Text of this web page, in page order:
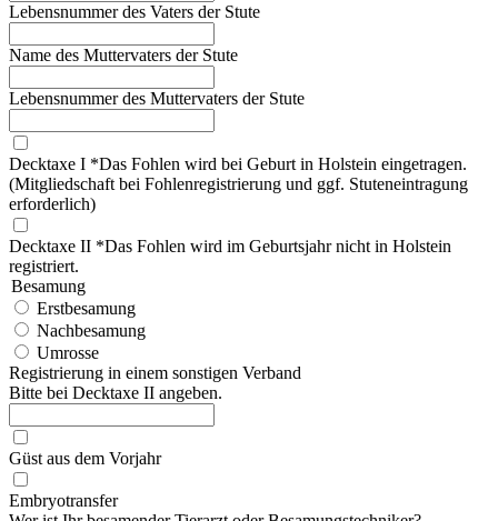
Lebensnummer des Vaters der Stute
Name des Muttervaters der Stute
Lebensnummer des Muttervaters der Stute
Decktaxe I *Das Fohlen wird bei Geburt in Holstein eingetragen.
(Mitgliedschaft bei Fohlenregistrierung und ggf. Stuteneintragung
erforderlich)
Decktaxe II *Das Fohlen wird im Geburtsjahr nicht in Holstein
registriert.
Besamung
Erstbesamung
Nachbesamung
Umrosse
Registrierung in einem sonstigen Verband
Bitte bei Decktaxe II angeben.
Güst aus dem Vorjahr
Embryotransfer